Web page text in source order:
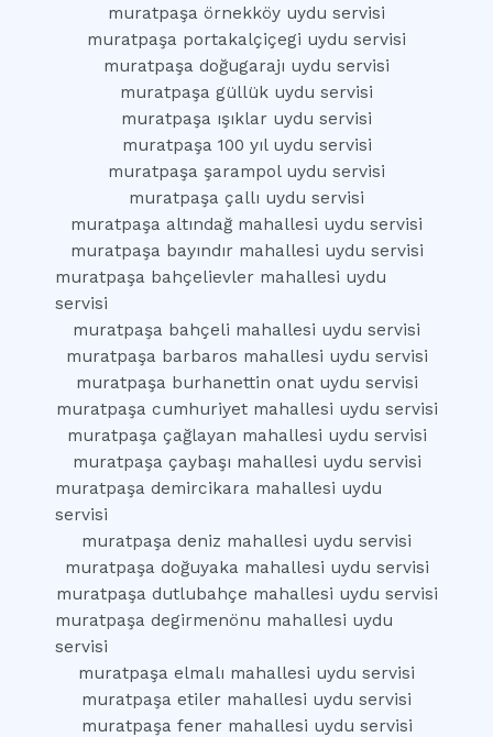
muratpaşa örnekköy uydu servisi
muratpaşa portakalçiçegi uydu servisi
muratpaşa doğugarajı uydu servisi
muratpaşa güllük uydu servisi
muratpaşa ışıklar uydu servisi
muratpaşa 100 yıl uydu servisi
muratpaşa şarampol uydu servisi
muratpaşa çallı uydu servisi
muratpaşa altındağ mahallesi uydu servisi
muratpaşa bayındır mahallesi uydu servisi
muratpaşa bahçelievler mahallesi uydu
servisi
muratpaşa bahçeli mahallesi uydu servisi
muratpaşa barbaros mahallesi uydu servisi
muratpaşa burhanettin onat uydu servisi
muratpaşa cumhuriyet mahallesi uydu servisi
muratpaşa çağlayan mahallesi uydu servisi
muratpaşa çaybaşı mahallesi uydu servisi
muratpaşa demircikara mahallesi uydu
servisi
muratpaşa deniz mahallesi uydu servisi
muratpaşa doğuyaka mahallesi uydu servisi
muratpaşa dutlubahçe mahallesi uydu servisi
muratpaşa degirmenönu mahallesi uydu
servisi
muratpaşa elmalı mahallesi uydu servisi
muratpaşa etiler mahallesi uydu servisi
muratpaşa fener mahallesi uydu servisi